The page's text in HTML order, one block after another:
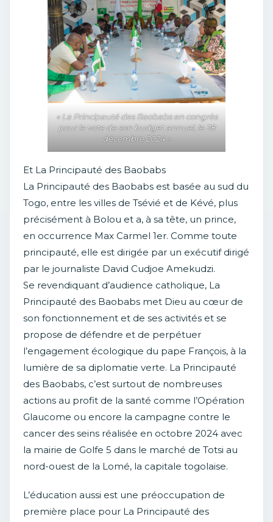
« La Principauté des Baobabs en congrès
pour le vote de son budget annuel, le 28
décembre 2024 »
Et La Principauté des Baobabs
La Principauté des Baobabs est basée au sud du
Togo, entre les villes de Tsévié et de Kévé, plus
précisément à Bolou et a, à sa tête, un prince,
en occurrence Max Carmel 1er. Comme toute
principauté, elle est dirigée par un exécutif dirigé
par le journaliste David Cudjoe Amekudzi.
Se revendiquant d’audience catholique, La
Principauté des Baobabs met Dieu au cœur de
son fonctionnement et de ses activités et se
propose de défendre et de perpétuer
l’engagement écologique du pape François, à la
lumière de sa diplomatie verte. La Principauté
des Baobabs, c’est surtout de nombreuses
actions au profit de la santé comme l’Opération
Glaucome ou encore la campagne contre le
cancer des seins réalisée en octobre 2024 avec
la mairie de Golfe 5 dans le marché de Totsi au
nord-ouest de la Lomé, la capitale togolaise.
L’éducation aussi est une préoccupation de
première place pour La Principauté des